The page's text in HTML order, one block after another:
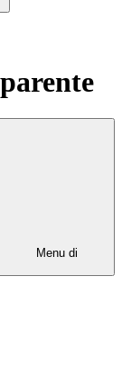
Menu di